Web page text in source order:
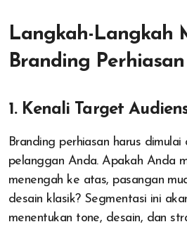
Langkah-Langkah
Branding
1. Kenali Target
Branding perhiasan harus
pelanggan Anda. Apakah Anda
menengah ke atas, pasangan
desain klasik? Segmentasi ini
menentukan tone, desain, dan